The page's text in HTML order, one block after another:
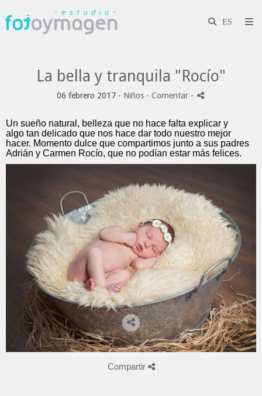
La bella y tranquila "Rocío"
06 febrero 2017 - Niños - Comentar -
Un sueño natural, belleza que no hace falta explicar y
algo tan delicado que nos hace dar todo nuestro mejor
hacer. Momento dulce que compartimos junto a sus padres
Adrián y Carmen Rocío, que no podían estar más felices.
Compartir